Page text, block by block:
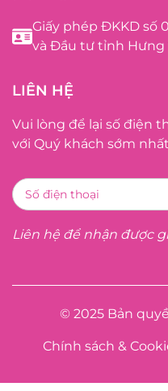
Giấy phép ĐKKD số
và Đầu tư tỉnh Hưng
LIÊN HỆ
Vui lòng để lại số điện
với Quý khách sớm
Liên hệ để nhận được
© 2025 Bản
Chính sách &